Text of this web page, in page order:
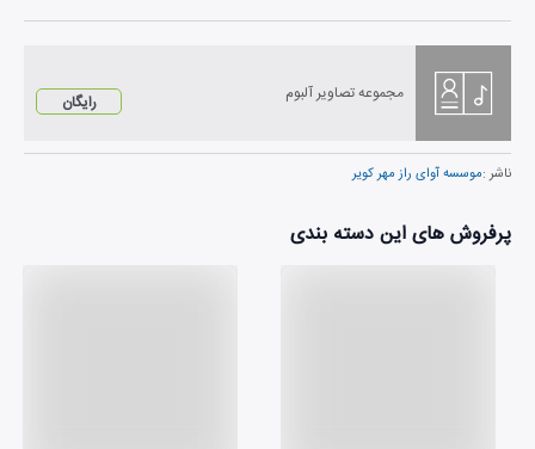
مجموعه تصاویر آلبوم رایگان
ناشر :موسسه آوای راز مهر کویر
پرفروش های این دسته بندی